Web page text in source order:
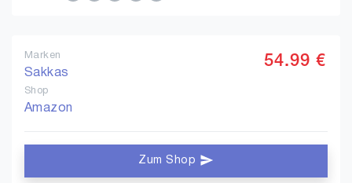
Marken
Sakkas
Shop
Amazon
54.99 €
Zum Shop